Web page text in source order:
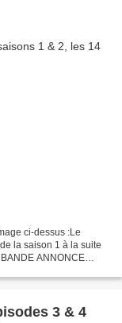
ci-dessus :Le
la saison 1 à la suite
ANNONCE
3 & 4